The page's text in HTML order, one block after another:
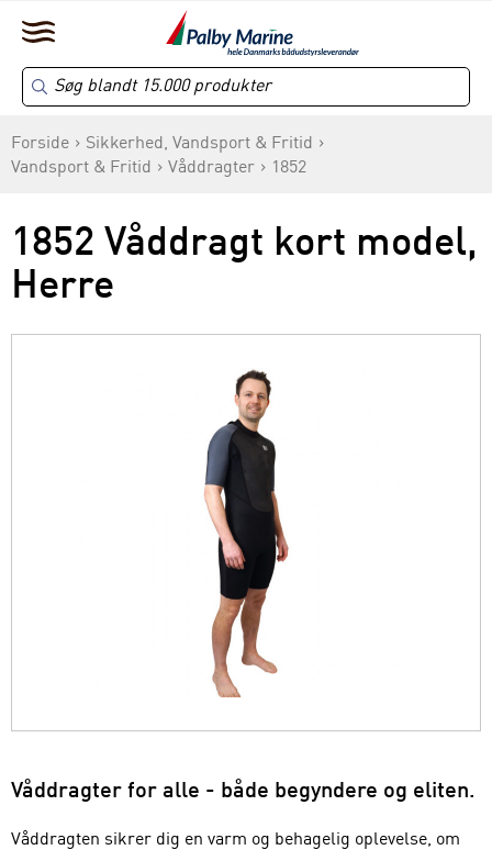
Forside
Sikkerhed, Vandsport & Fritid
Vandsport & Fritid
Våddragter 1852
1852 Våddragt kort model,
Herre
Våddragter for alle - både begyndere og eliten.
Våddragten sikrer dig en varm og behagelig oplevelse, om